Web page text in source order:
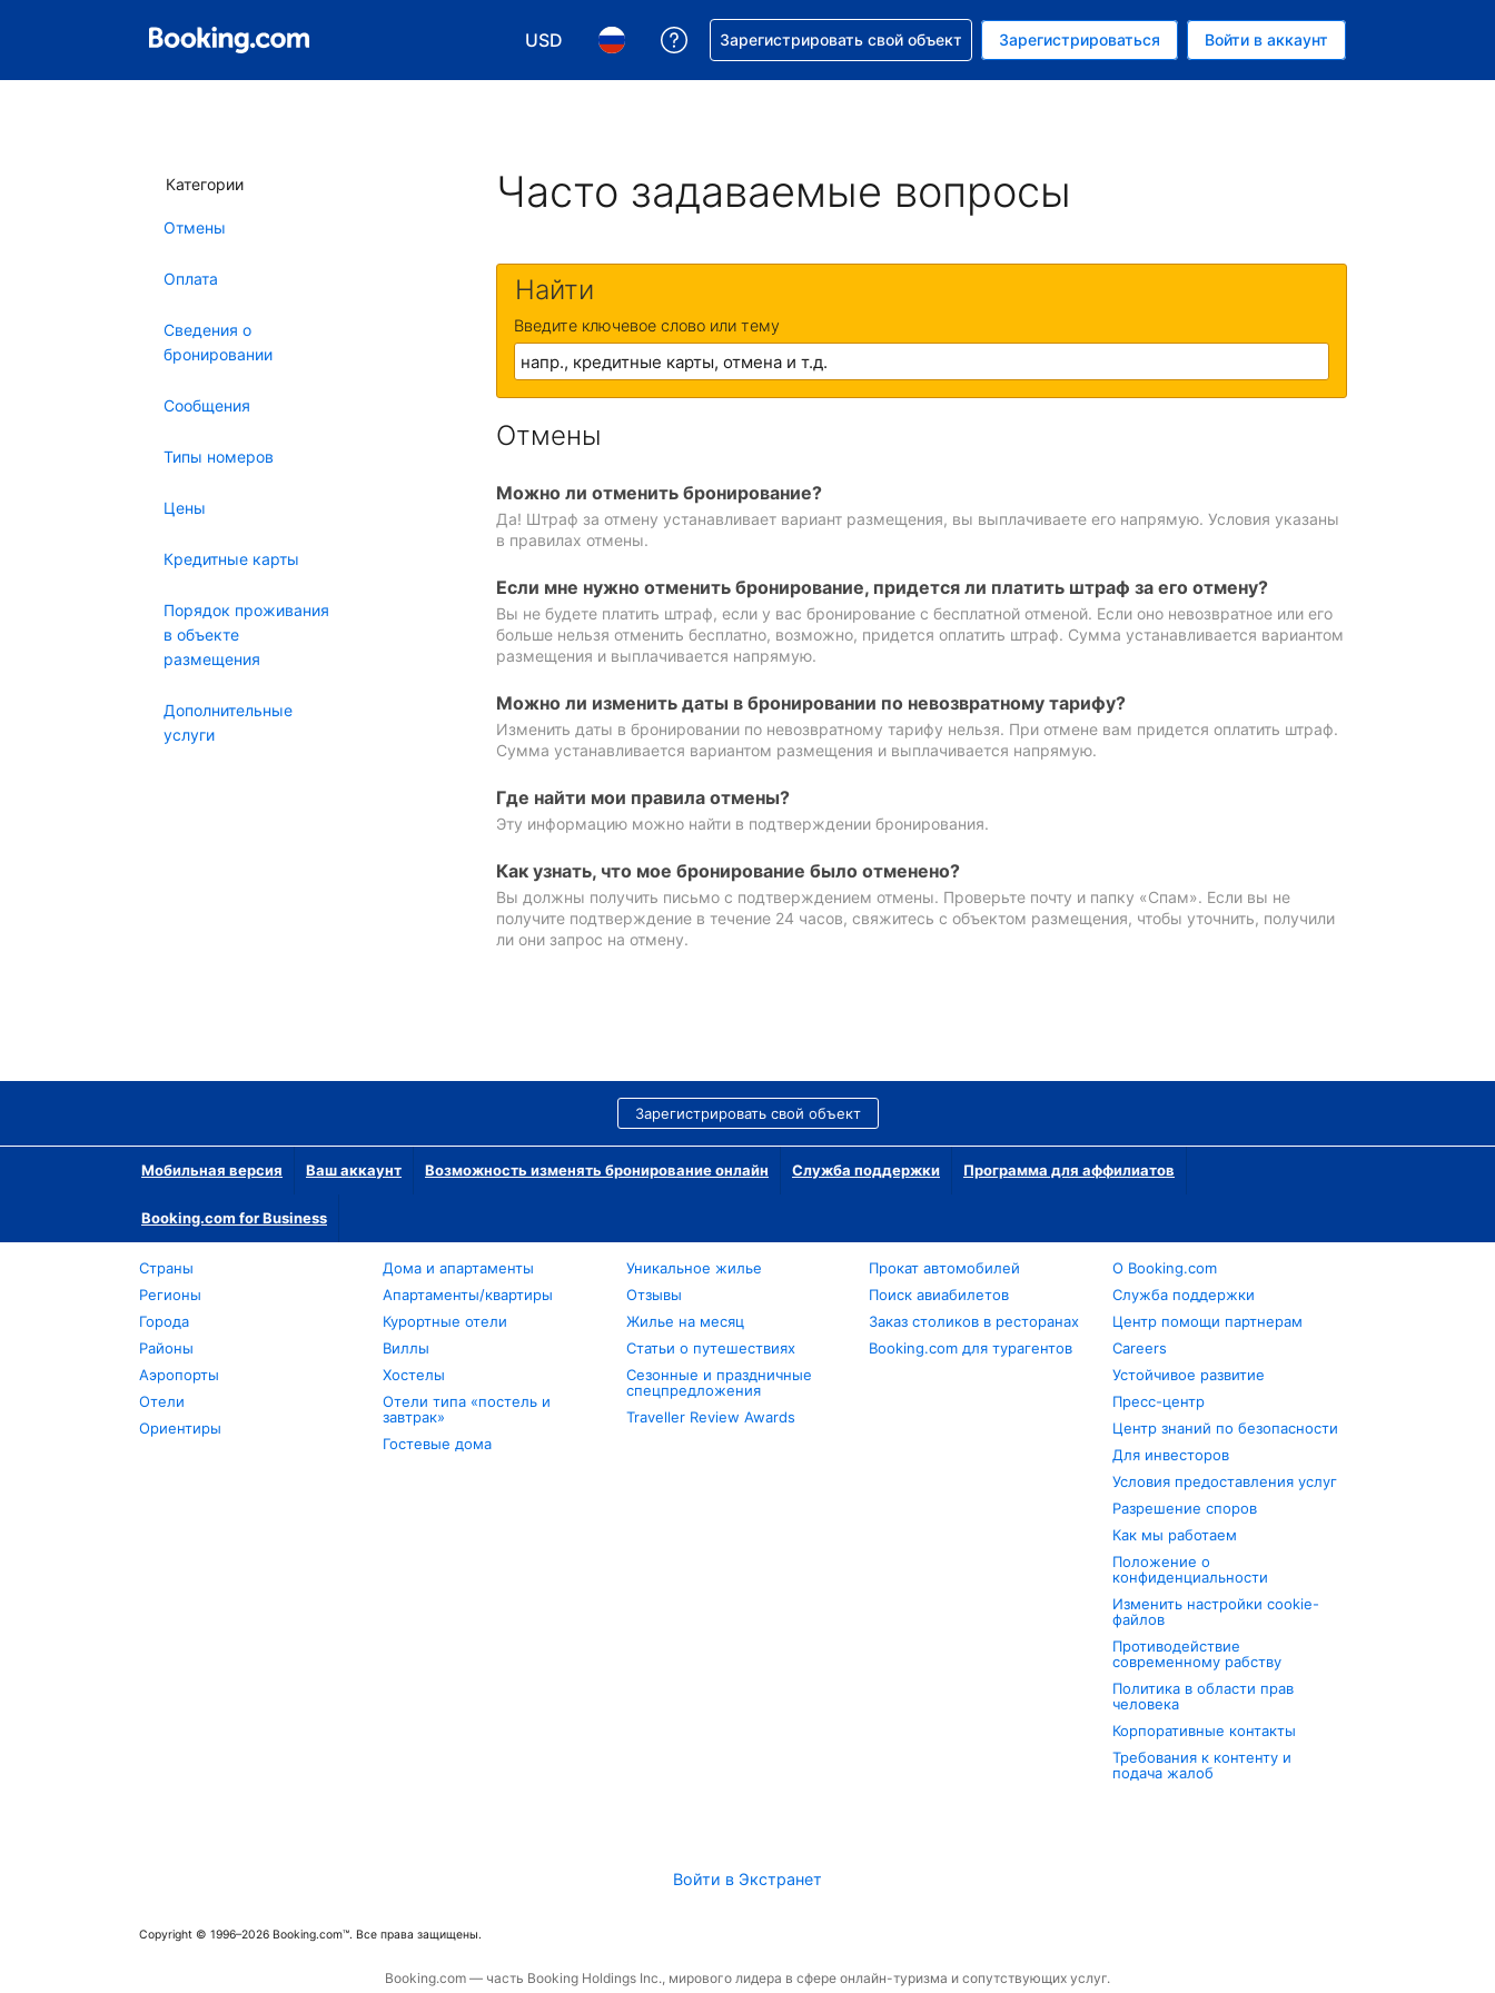
USD
Выберите валюту. Текущая валюта — Доллар США
Выберите язык. Текущий язык — На русском
Получите помощь с бронированием
Зарегистрировать свой объект Зарегистрироваться Войти в аккаунт
Категории
Отмены
Оплата
Сведения о
бронировании
Сообщения
Типы номеров
Цены
Кредитные карты
Порядок проживания
в объекте
размещения
Дополнительные
услуги
Часто задаваемые вопросы
Найти
Введите ключевое слово или тему
Отмены
Можно ли отменить бронирование?
Да! Штраф за отмену устанавливает вариант размещения, вы выплачиваете его напрямую. Условия указаны
в правилах отмены.
Если мне нужно отменить бронирование, придется ли платить штраф за его отмену?
Вы не будете платить штраф, если у вас бронирование с бесплатной отменой. Если оно невозвратное или его
больше нельзя отменить бесплатно, возможно, придется оплатить штраф. Сумма устанавливается вариантом
размещения и выплачивается напрямую.
Можно ли изменить даты в бронировании по невозвратному тарифу?
Изменить даты в бронировании по невозвратному тарифу нельзя. При отмене вам придется оплатить штраф.
Сумма устанавливается вариантом размещения и выплачивается напрямую.
Где найти мои правила отмены?
Эту информацию можно найти в подтверждении бронирования.
Как узнать, что мое бронирование было отменено?
Вы должны получить письмо с подтверждением отмены. Проверьте почту и папку «Спам». Если вы не
получите подтверждение в течение 24 часов, свяжитесь с объектом размещения, чтобы уточнить, получили
ли они запрос на отмену.
Зарегистрировать свой объект
Мобильная версия Ваш аккаунт Возможность изменять бронирование онлайн Служба поддержки Программа для аффилиатов
Booking.com for Business
Страны
Регионы
Города
Районы
Аэропорты
Отели
Ориентиры
Дома и апартаменты
Апартаменты/квартиры
Курортные отели
Виллы
Хостелы
Отели типа «постель и
завтрак»
Гостевые дома
Уникальное жилье
Отзывы
Жилье на месяц
Статьи о путешествиях
Сезонные и праздничные
спецпредложения
Traveller Review Awards
Прокат автомобилей
Поиск авиабилетов
Заказ столиков в ресторанах
Booking.com для турагентов
О Booking.com
Служба поддержки
Центр помощи партнерам
Careers
Устойчивое развитие
Пресс-центр
Центр знаний по безопасности
Для инвесторов
Условия предоставления услуг
Разрешение споров
Как мы работаем
Положение о
конфиденциальности
Изменить настройки cookie-
файлов
Противодействие
современному рабству
Политика в области прав
человека
Корпоративные контакты
Требования к контенту и
подача жалоб
Войти в Экстранет
Copyright © 1996–2026 Booking.com™. Все права защищены.
Booking.com — часть Booking Holdings Inc., мирового лидера в сфере онлайн-туризма и сопутствующих услуг.